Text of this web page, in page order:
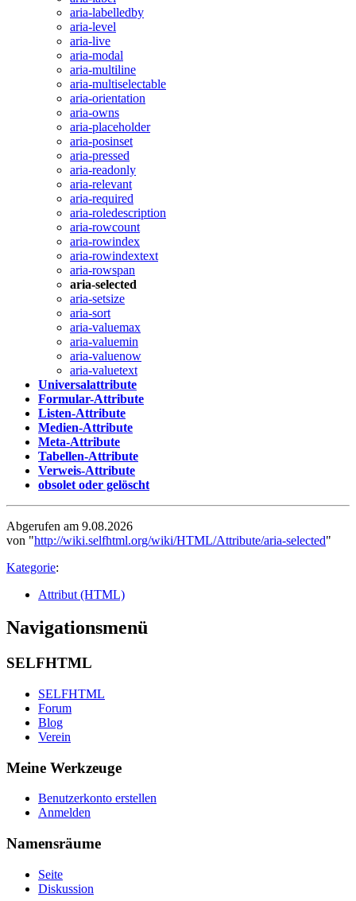
aria-labelledby
aria-level
aria-live
aria-modal
aria-multiline
aria-multiselectable
aria-orientation
aria-owns
aria-placeholder
aria-posinset
aria-pressed
aria-readonly
aria-relevant
aria-required
aria-roledescription
aria-rowcount
aria-rowindex
aria-rowindextext
aria-rowspan
aria-selected
aria-setsize
aria-sort
aria-valuemax
aria-valuemin
aria-valuenow
aria-valuetext
Universalattribute
Formular-Attribute
Listen-Attribute
Medien-Attribute
Meta-Attribute
Tabellen-Attribute
Verweis-Attribute
obsolet oder gelöscht
Abgerufen am 9.08.2026
von "http://wiki.selfhtml.org/wiki/HTML/Attribute/aria-selected"
Kategorie:
Attribut (HTML)
Navigationsmenü
SELFHTML
SELFHTML
Forum
Blog
Verein
Meine Werkzeuge
Benutzerkonto erstellen
Anmelden
Namensräume
Seite
Diskussion